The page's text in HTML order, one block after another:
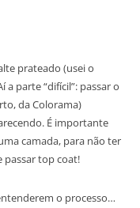
prateado (usei o
a parte “difícil”: passar o
da Colorama)
É importante
camada, para não ter
passar top coat!
o processo…